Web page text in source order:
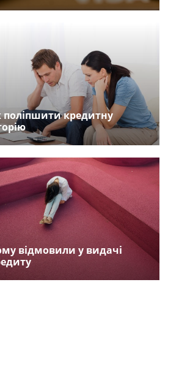
поліпшити кредитну
відмовили у видачі